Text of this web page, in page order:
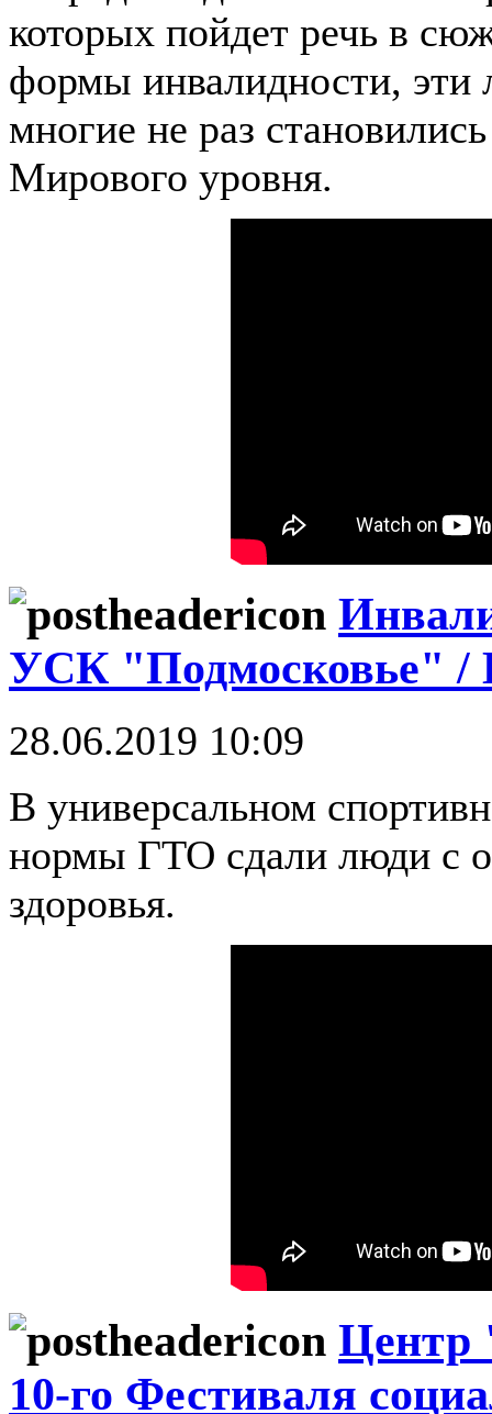
которых пойдет речь в
формы инвалидности,
многие не раз
Мирового уровня.
УСК "Подмосковье"
28.06.2019 10:09
В универсальном
нормы ГТО сдали люди с
здоровья.
Центр
10-го Фестиваля